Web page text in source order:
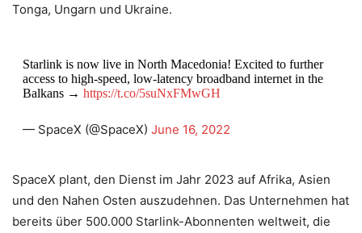
Tonga, Ungarn und Ukraine.
Starlink is now live in North Macedonia! Excited to further
access to high-speed, low-latency broadband internet in the
Balkans → https://t.co/5suNxFMwGH
— SpaceX (@SpaceX) June 16, 2022
SpaceX plant, den Dienst im Jahr 2023 auf Afrika, Asien
und den Nahen Osten auszudehnen. Das Unternehmen hat
bereits über 500.000 Starlink-Abonnenten weltweit, die